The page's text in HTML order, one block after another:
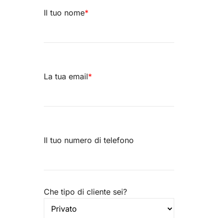
Il tuo nome*
La tua email*
Il tuo numero di telefono
Che tipo di cliente sei?